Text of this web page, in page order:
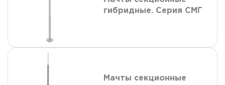
гибридные. Серия СМГ
Мачты секционные